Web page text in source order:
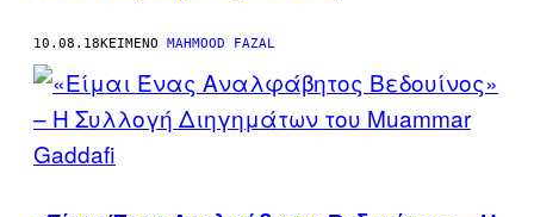
10.08.18ΚΕΊΜΕΝΟ MAHMOOD FAZAL